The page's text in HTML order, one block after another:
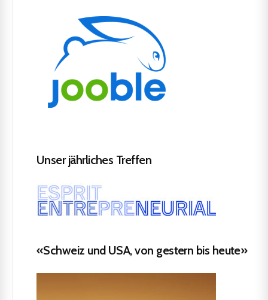
Unser jährliches Treffen
«Schweiz und USA, von gestern bis heute»